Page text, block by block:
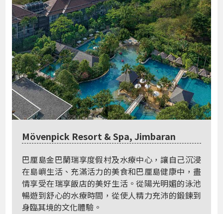
Mövenpick Resort & Spa, Jimbaran
巴厘島金巴蘭瑞享度假村及水療中心，讓自己沉浸
在島嶼生活、充滿活力的美食和巴厘島健康中，盡
情享受在瑞享飯店的美好生活。從陽光明媚的泳池
暢遊到舒心的水療時間，從使人精力充沛的鍛鍊到
身臨其境的文化體驗。